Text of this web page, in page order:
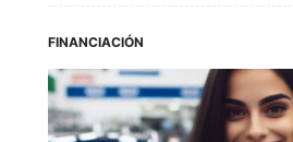
FINANCIACIÓN